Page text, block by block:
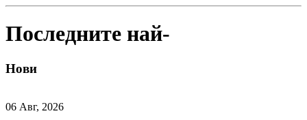
Последните най-
Нови
06 Авг, 2026